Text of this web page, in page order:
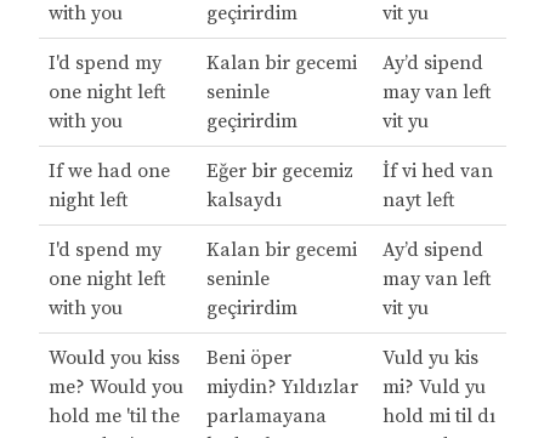
with you
geçirirdim
vit yu
I'd spend my
one night left
with you
Kalan bir gecemi
seninle
geçirirdim
Ay’d sipend
may van left
vit yu
If we had one
night left
Eğer bir gecemiz
kalsaydı
İf vi hed van
nayt left
I'd spend my
one night left
with you
Kalan bir gecemi
seninle
geçirirdim
Ay’d sipend
may van left
vit yu
Would you kiss
me? Would you
hold me 'til the
Beni öper
miydin? Yıldızlar
parlamayana
Vuld yu kis
mi? Vuld yu
hold mi til dı